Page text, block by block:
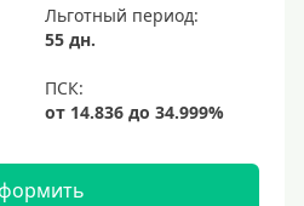
Льготный период:
55 дн.